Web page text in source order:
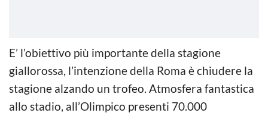
E’ l’obiettivo più importante della stagione
giallorossa, l’intenzione della Roma è chiudere la
stagione alzando un trofeo. Atmosfera fantastica
allo stadio, all’Olimpico presenti 70.000